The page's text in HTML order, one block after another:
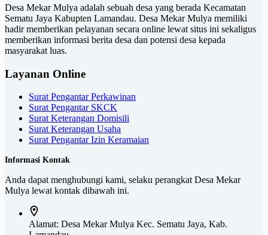
Desa Mekar Mulya adalah sebuah desa yang berada Kecamatan
Sematu Jaya Kabupten Lamandau. Desa Mekar Mulya memiliki
hadir memberikan pelayanan secara online lewat situs ini sekaligus
memberikan informasi berita desa dan potensi desa kepada
masyarakat luas.
Layanan Online
Surat Pengantar Perkawinan
Surat Pengantar SKCK
Surat Keterangan Domisili
Surat Keterangan Usaha
Surat Pengantar Izin Keramaian
Informasi Kontak
Anda dapat menghubungi kami, selaku perangkat Desa Mekar
Mulya lewat kontak dibawah ini.
Alamat: Desa Mekar Mulya Kec. Sematu Jaya, Kab.